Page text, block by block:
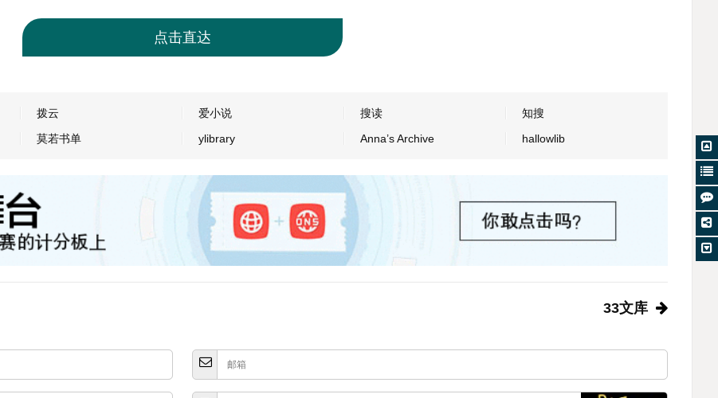
点击直达
拨云 爱小说 搜读
知搜
莫若书单 ylibrary Anna’s Archive hallowlib
33文库